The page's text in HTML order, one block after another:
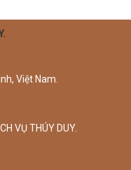
Việt Nam.
VỤ THÚY DUY.